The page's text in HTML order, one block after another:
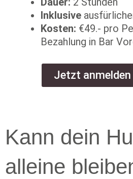
Inklusive
Kosten: €49.- pro
Bezahlung in Bar
Jetzt anmelden
Kann dein
alleine